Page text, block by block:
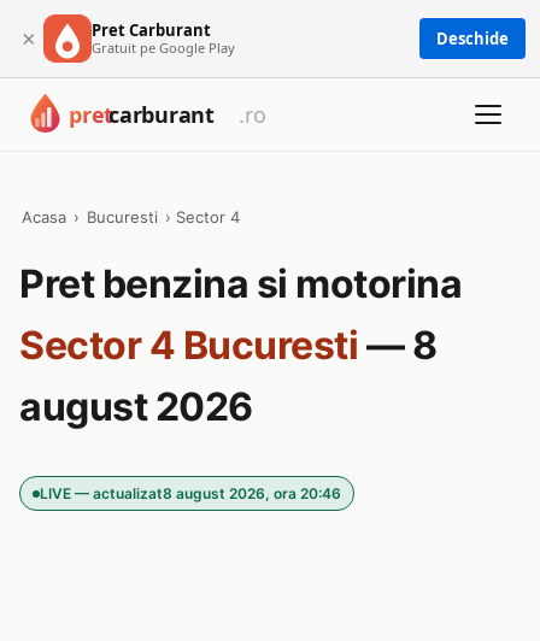
× Pret Carburant
Gratuit pe Google Play Deschide
Acasa › Bucuresti › Sector 4
Pret benzina si motorina
Sector 4 Bucuresti — 8
august 2026
LIVE — actualizat8 august 2026, ora 20:46